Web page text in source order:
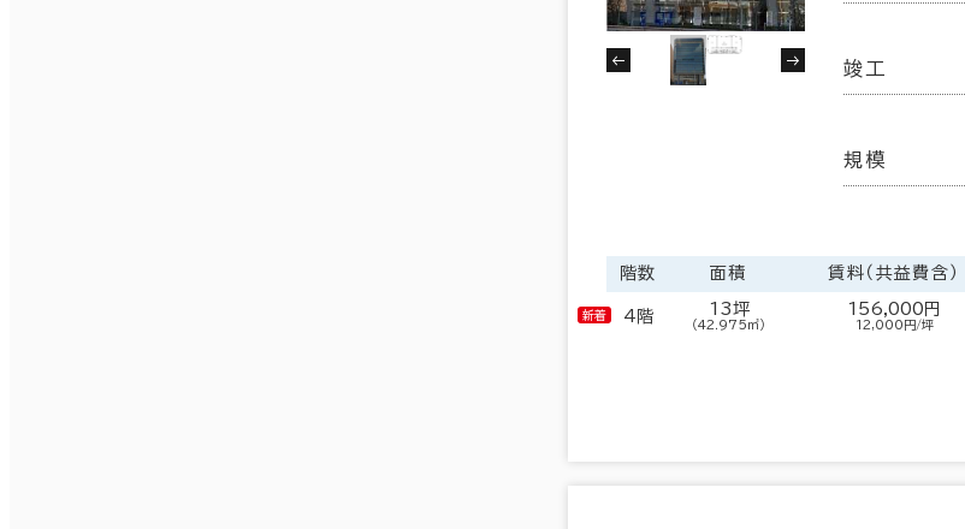
竣工
規模
階数 面積 賃料（共益費含）
4階 13坪
（42.975㎡）
156,000円
12,000円/坪